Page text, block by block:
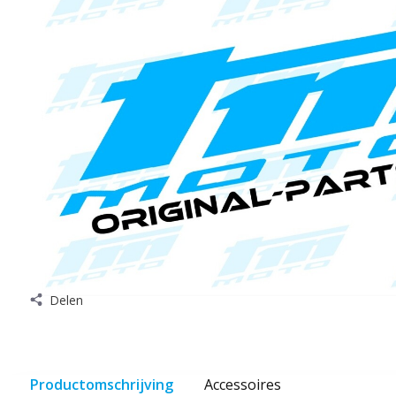
Delen
Productomschrijving Accessoires